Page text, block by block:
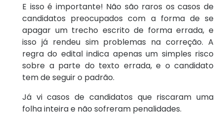
E isso é importante! Não são raros os casos de
candidatos preocupados com a forma de se
apagar um trecho escrito de forma errada, e
isso já rendeu sim problemas na correção. A
regra do edital indica apenas um simples risco
sobre a parte do texto errada, e o candidato
tem de seguir o padrão.
Já vi casos de candidatos que riscaram uma
folha inteira e não sofreram penalidades.